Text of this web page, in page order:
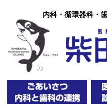
内科・循環器科・歯科